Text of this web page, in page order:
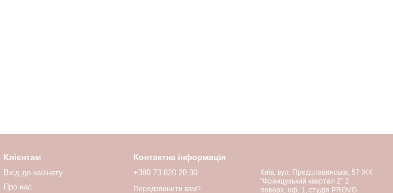
Клієнтам
Вхід до кабінету
Про нас
Контактна інформація
+380 73 820 20 30
Передзвонити вам?
Київ, вул. Предславинська, 57 ЖК
"Французький квартал 2" 2
поверх, оф. 1, студія PROVG